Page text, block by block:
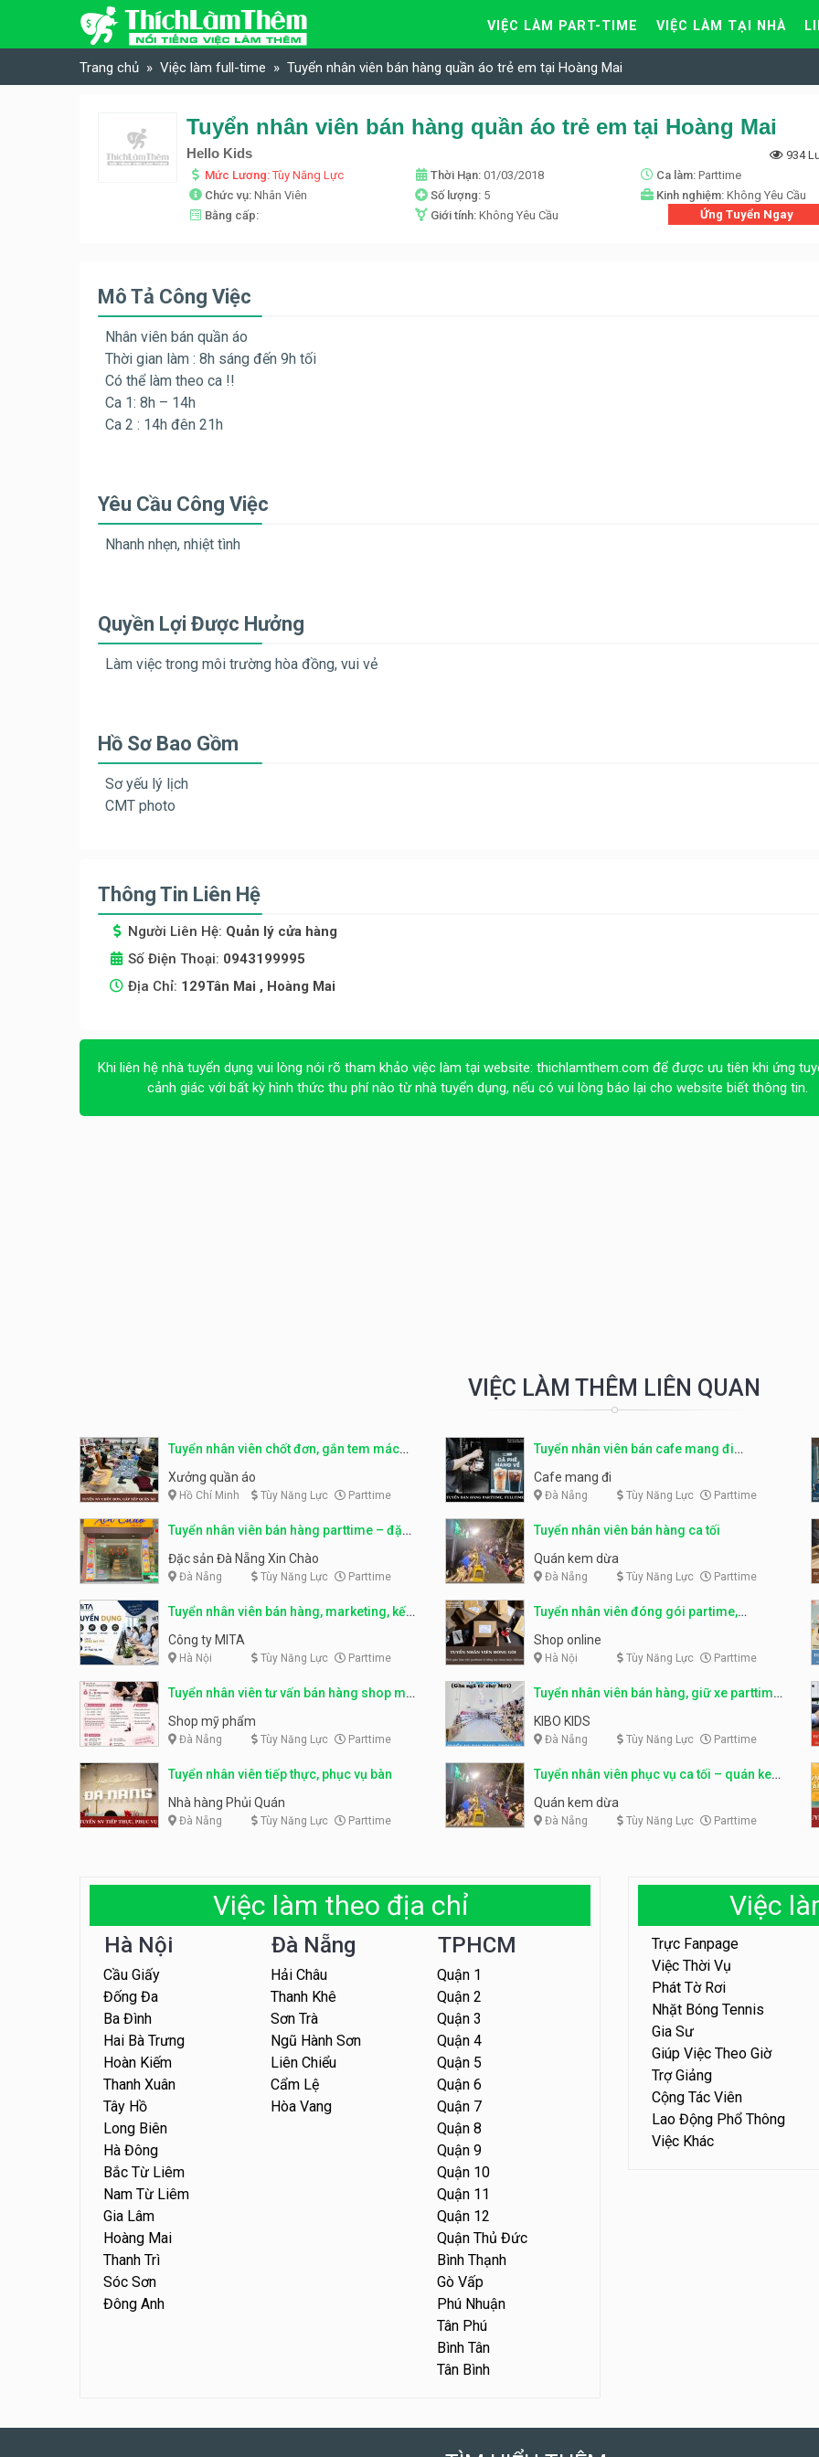
Skip to content
VIỆC LÀM PART-TIME VIỆC LÀM TẠI NHÀ
Trang chủ Việc làm full-time Tuyển nhân viên bán hàng quần áo trẻ em tại Hoàng Mai
Tuyển nhân viên bán hàng quần áo trẻ em tại Hoàng Mai
Hello Kids
934
Mức Lương:Tùy Năng Lực Thời Hạn: 01/03/2018 Ca làm: Parttime
Chức vụ: Nhân Viên Số lượng: 5 Kinh nghiệm: Không Yêu Cầu
Bằng cấp:
Giới tính: Không Yêu Cầu Ứng Tuyển Ngay
Mô Tả Công Việc
Nhân viên bán quần áo
Thời gian làm : 8h sáng đến 9h tối
Có thể làm theo ca !!
Ca 1: 8h – 14h
Ca 2 : 14h đên 21h
Yêu Cầu Công Việc
Nhanh nhẹn, nhiệt tình
Quyền Lợi Được Hưởng
Làm việc trong môi trường hòa đồng, vui vẻ
Hồ Sơ Bao Gồm
Sơ yếu lý lịch
CMT photo
Thông Tin Liên Hệ
Người Liên Hệ: Quản lý cửa hàng
Số Điện Thoại: 0943199995
Địa Chỉ: 129Tân Mai , Hoàng Mai
Khi liên hệ nhà tuyển dụng vui lòng nói rõ tham khảo việc làm tại website: thichlamthem.com để được ưu tiên khi ứng
cảnh giác với bất kỳ hình thức thu phí nào từ nhà tuyển dụng, nếu có vui lòng báo lại cho website biết thông tin.
VIỆC LÀM THÊM LIÊN QUAN
Tuyển nhân viên chốt đơn, gắn tem mác
sản phẩm
Xưởng quần áo
Hồ Chí Minh Tùy Năng Lực Parttime
Tuyển nhân viên bán cafe mang đi
parttime, fulltime
Cafe mang đi
Đà Nẵng Tùy Năng Lực Parttime
Tuyển nhân viên bán hàng parttime – đặc
sản Đà Nẵng
Đặc sản Đà Nẵng Xin Chào
Đà Nẵng Tùy Năng Lực Parttime
Tuyển nhân viên bán hàng ca tối
Quán kem dừa
Đà Nẵng Tùy Năng Lực Parttime
Tuyển nhân viên bán hàng, marketing, kế
toán, kho – parttime, fulltime
Công ty MITA
Hà Nội Tùy Năng Lực Parttime
Tuyển nhân viên đóng gói partime,
fulltime
Shop online
Hà Nội Tùy Năng Lực Parttime
Tuyển nhân viên tư vấn bán hàng shop mỹ
phẩm
Shop mỹ phẩm
Đà Nẵng Tùy Năng Lực Parttime
Tuyển nhân viên bán hàng, giữ xe parttime
– Kibo Kid
KIBO KIDS
Đà Nẵng Tùy Năng Lực Parttime
Tuyển nhân viên tiếp thực, phục vụ bàn
Nhà hàng Phủi Quán
Đà Nẵng Tùy Năng Lực Parttime
Tuyển nhân viên phục vụ ca tối – quán kem
dừa
Quán kem dừa
Đà Nẵng Tùy Năng Lực Parttime
Việc làm theo địa chỉ
Hà Nội
Cầu Giấy
Đống Đa
Ba Đình
Hai Bà Trưng
Hoàn Kiếm
Thanh Xuân
Tây Hồ
Long Biên
Hà Đông
Bắc Từ Liêm
Nam Từ Liêm
Gia Lâm
Hoàng Mai
Thanh Trì
Sóc Sơn
Đông Anh
Đà Nẵng
Hải Châu
Thanh Khê
Sơn Trà
Ngũ Hành Sơn
Liên Chiểu
Cẩm Lệ
Hòa Vang
TPHCM
Quận 1
Quận 2
Quận 3
Quận 4
Quận 5
Quận 6
Quận 7
Quận 8
Quận 9
Quận 10
Quận 11
Quận 12
Quận Thủ Đức
Bình Thạnh
Gò Vấp
Phú Nhuận
Tân Phú
Bình Tân
Tân Bình
Việc
Trực Fanpage
Việc Thời Vụ
Phát Tờ Rơi
Nhặt Bóng Tennis
Gia Sư
Giúp Việc Theo Giờ
Trợ Giảng
Cộng Tác Viên
Lao Động Phổ Thông
Việc Khác